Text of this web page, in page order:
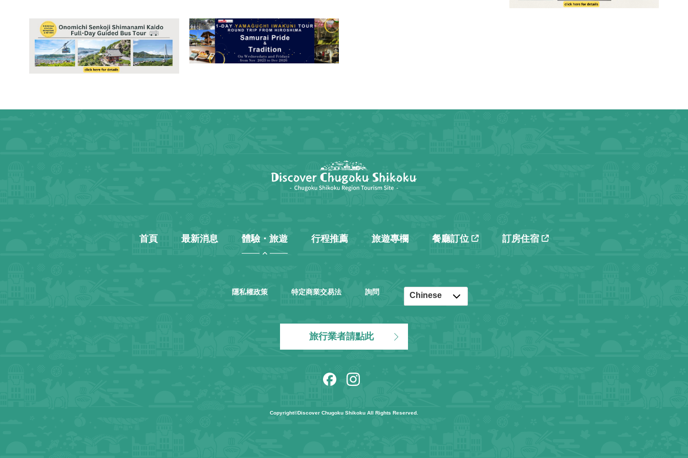
首頁 最新消息 體驗・旅遊 行程推薦 旅遊專欄 餐廳訂位 訂房住宿
隱私權政策 特定商業交易法 詢問 Chinese
旅行業者請點此
Copyright©Discover Chugoku Shikoku All Rights Reserved.